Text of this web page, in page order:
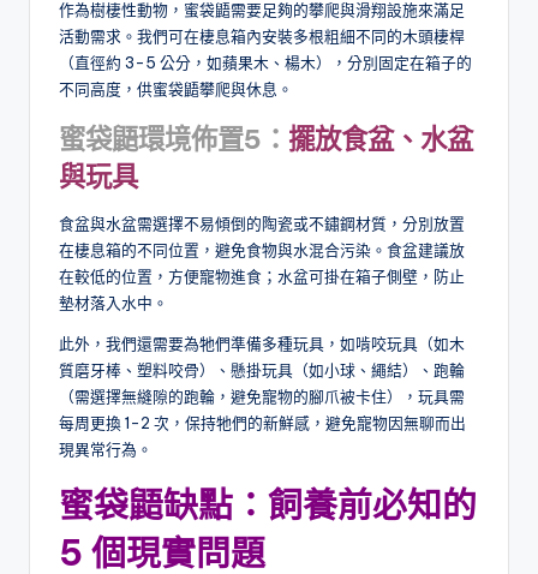
作為樹棲性動物，蜜袋鼯需要足夠的攀爬與滑翔設施來滿足
活動需求。我們可在棲息箱內安裝多根粗細不同的木頭棲桿
（直徑約 3-5 公分，如蘋果木、楊木），分別固定在箱子的
不同高度，供蜜袋鼯攀爬與休息。
蜜袋鼯環境佈置5 ： 擺放食盆、水盆
與玩具
食盆與水盆需選擇不易傾倒的陶瓷或不鏽鋼材質，分別放置
在棲息箱的不同位置，避免食物與水混合污染。食盆建議放
在較低的位置，方便寵物進食；水盆可掛在箱子側壁，防止
墊材落入水中。
此外，我們還需要為牠們準備多種玩具，如啃咬玩具（如木
質磨牙棒、塑料咬骨）、懸掛玩具（如小球、繩結）、跑輪
（需選擇無縫隙的跑輪，避免寵物的腳爪被卡住），玩具需
每周更換 1-2 次，保持牠們的新鮮感，避免寵物因無聊而出
現異常行為。
蜜袋鼯缺點：飼養前必知的
5 個現實問題